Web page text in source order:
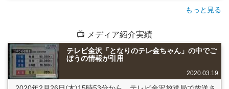
もっと見る
📺 メディア紹介実績
テレビ金沢「となりのテレ金ちゃん」の中でご
ぼうの情報が引用
2020.03.19